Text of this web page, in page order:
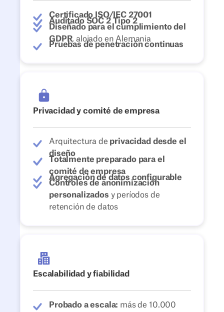
Certificado ISO/IEC 27001
Auditado SOC 2 Tipo 2
Diseñado para el cumplimiento del
GDPR, alojado en Alemania
Pruebas de penetración continuas
Privacidad y comité de empresa
Arquitectura de privacidad desde el
diseño
Totalmente preparado para el
comité de empresa
Agregación de datos configurable
Controles de anonimización
personalizados y períodos de
retención de datos
Escalabilidad y fiabilidad
Probado a escala: más de 10.000